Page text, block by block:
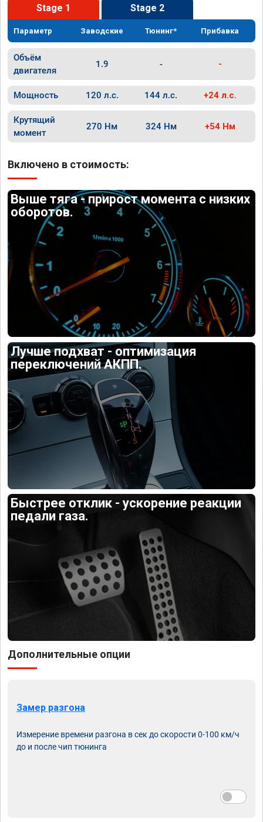
Stage 1 Stage 2
Параметр Заводские Тюнинг* Прибавка
Объём
двигателя
1.9 - -
Мощность 120 л.с. 144 л.с. +24 л.с.
Крутящий
момент
270 Нм 324 Нм +54 Нм
Включено в стоимость:
Выше тяга - прирост момента с низких
оборотов.
Лучше подхват - оптимизация
переключений АКПП.
Быстрее отклик - ускорение реакции
педали газа.
Дополнительные опции
Замер разгона
Измерение времени разгона в сек до скорости 0-100 км/ч
до и после чип тюнинга